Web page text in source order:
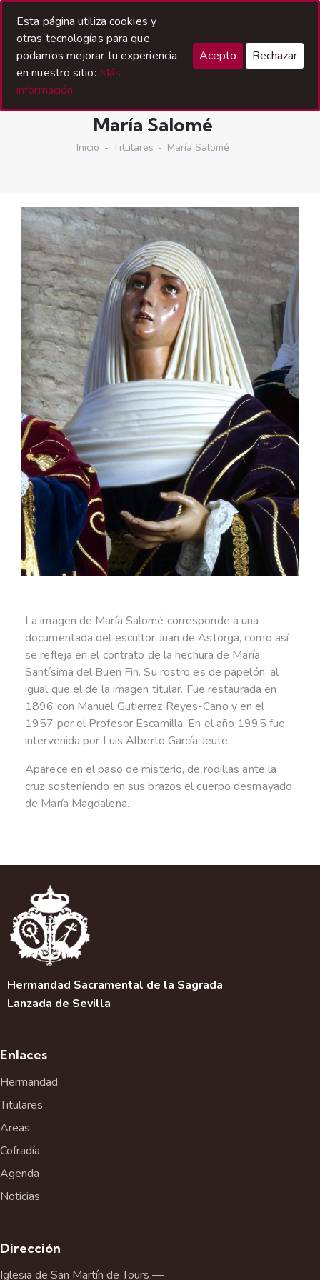
María Salomé
Inicio Titulares María Salomé
La imagen de María Salomé corresponde a una
documentada del escultor Juan de Astorga, como así
se refleja en el contrato de la hechura de María
Santísima del Buen Fin. Su rostro es de papelón, al
igual que el de la imagen titular. Fue restaurada en
1896 con Manuel Gutierrez Reyes-Cano y en el
1957 por el Profesor Escamilla. En el año 1995 fue
intervenida por Luis Alberto García Jeute.
Aparece en el paso de misterio, de rodillas ante la
cruz sosteniendo en sus brazos el cuerpo desmayado
de María Magdalena.
Hermandad Sacramental de la Sagrada
Lanzada de Sevilla
Enlaces
Hermandad
Titulares
Areas
Cofradía
Agenda
Noticias
Dirección
Iglesia de San Martín de Tours —
Esta página utiliza cookies y
otras tecnologías para que
podamos mejorar tu experiencia
en nuestro sitio: Más
información.
Acepto Rechazar